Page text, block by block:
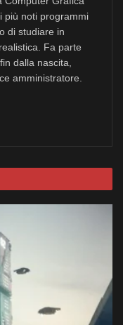
più noti programmi
di studiare in
Fa parte
dalla nascita,
amministratore.